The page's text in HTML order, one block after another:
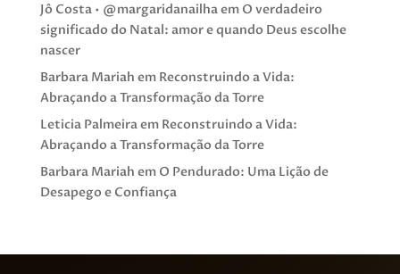
Jô Costa • @margaridanailhaem O verdadeiro
significado do Natal: amor e quando Deus escolhe
nascer
Barbara Mariah em Reconstruindo a Vida:
Abraçando a Transformação da Torre
Leticia Palmeiraem Reconstruindo a Vida:
Abraçando a Transformação da Torre
Barbara Mariah em O Pendurado: Uma Lição de
Desapego e Confiança